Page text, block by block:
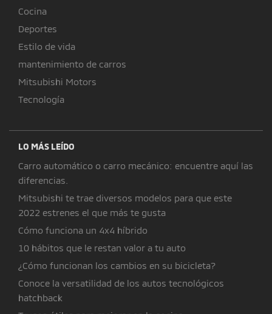
Cocina
Deportes
Estilo de vida
mantenimiento de carros
Mitsubishi Motors
Tecnología
LO MÁS LEÍDO
Carro automático o carro mecánico: encuentre aquí las
diferencias.
Mitsubishi te trae diversos modelos para que este
2022 estrenes el que más te gusta
Cómo funciona un 4x4 híbrido
10 hábitos que le restan valor a tu auto
¿Cómo funcionan los cambios en su bicicleta?
Conoce la versatilidad de los autos tecnológicos
hatchback